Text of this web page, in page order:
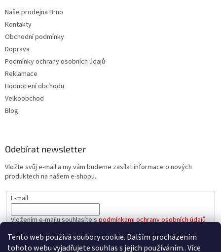
Tento web používá soubory cookie. Dalším procházením
tohoto webu vyjadřujete souhlas s jejich používáním.. Více
Naše prodejna Brno
Kontakty
Obchodní podmínky
Doprava
Podmínky ochrany osobních údajů
Reklamace
Hodnocení obchodu
Velkoobchod
Blog
Odebírat newsletter
Vložte svůj e-mail a my vám budeme zasílat informace o nových
produktech na našem e-shopu.
E-mail
Vložením e-mailu souhlasíte spodmínkami ochrany osobních údajů
PŘIHLÁSIT SE